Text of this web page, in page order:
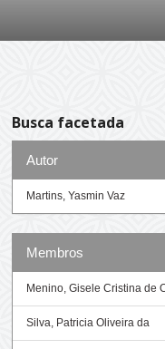
Busca facetada
Autor
Martins, Yasmin Vaz
Membros
Menino, Gisele Cristina de
Silva, Patricia Oliveira da